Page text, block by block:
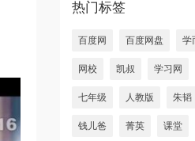
热门标签
百度网 百度网盘 学
网校 凯叔 学习网
七年级 人教版 朱韬
钱儿爸 菁英 课堂